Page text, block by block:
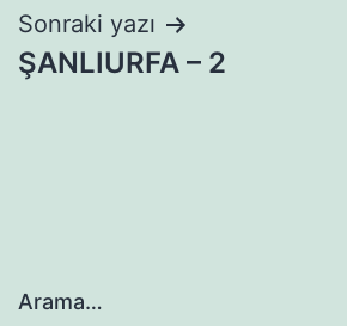
Sonraki yazı
ŞANLIURFA – 2
Arama…